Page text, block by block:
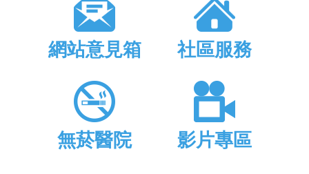
網站意見箱 社區服務
無菸醫院 影片專區